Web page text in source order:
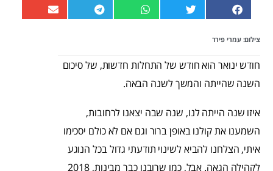
צילום: עמרי פירר
חודש ינואר הוא חודש של התחלות חדשות, של סיכום
השנה שהייתה והמשך לשנה הבאה.
איזו שנה הייתה לנו, שנה שבה יצאנו לרחובות,
השמענו את קולנו באופן ברור וגם אם לא כולם יסכימו
איתי, הצלחנו להביא לשינוי תודעתי גדול בכל הנוגע
לקהילה הגאה. אבל, כמו שרובנו כבר מבינות, 2018